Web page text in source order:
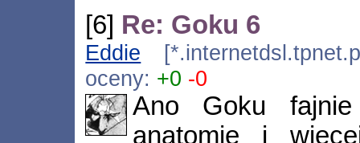
[6] Re: Goku 6
Eddie
oceny: +0 -0
Ano Goku fajnie
anatomie i